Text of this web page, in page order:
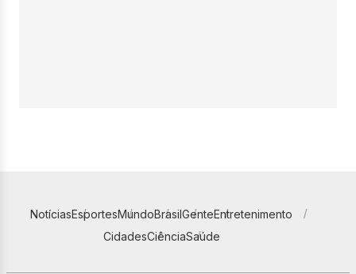
NotíciasEsportesMundoBrasilGenteEntretenimento
CidadesCiênciaSaúde